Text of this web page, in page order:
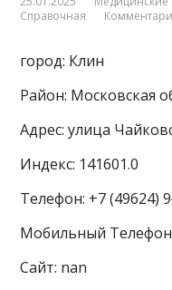
Справочная
город: Клин
Район: Московская
Адрес: улица
Индекс: 141601.0
Телефон: +7 (49624)
Мобильный
Сайт: nan